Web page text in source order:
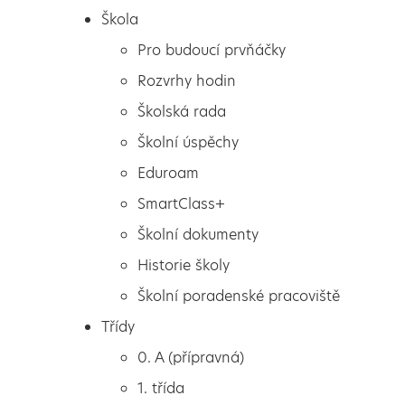
Pro budoucí prvňáčky
Rozvrhy hodin
Školská rada
Škola
Pro budoucí prvňáčky
Rozvrhy hodin
Školská rada
Školní úspěchy
Eduroam
SmartClass+
Školní dokumenty
Historie školy
Školní poradenské pracoviště
Třídy
0. A (přípravná)
1. třída
Jaro je tady